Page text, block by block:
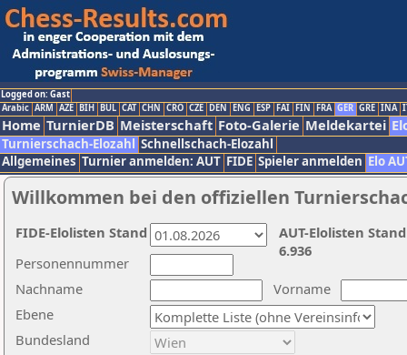
Logged on: Gast
Arabic ARM AZE BIH BUL CAT CHN CRO CZE DEN ENG ESP FAI FIN FRA GER GRE INA
Home TurnierDB Meisterschaft Foto-Galerie Meldekartei
Turnierschach-Elozahl Schnellschach-Elozahl
Allgemeines Turnier anmelden: AUT FIDE Spieler anmelden Elo
Willkommen bei den offiziellen
Nachname
Vorname
Ebene
Personennummer
Bundesland
AUT-Elolisten
6.936
FIDE-Elolisten Stand